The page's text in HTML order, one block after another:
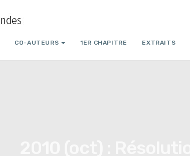
CO-AUTEURS 1ER CHAPITRE EXTRAITS